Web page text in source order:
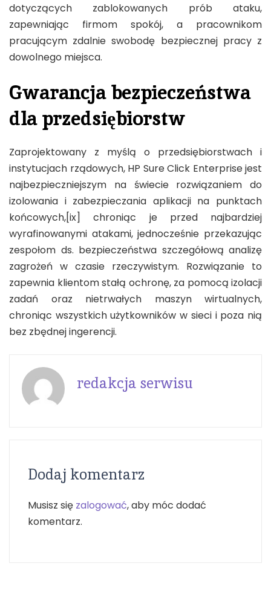
dotyczących zablokowanych prób ataku,
zapewniając firmom spokój, a pracownikom
pracującym zdalnie swobodę bezpiecznej pracy z
dowolnego miejsca.
Gwarancja bezpieczeństwa
dla przedsiębiorstw
Zaprojektowany z myślą o przedsiębiorstwach i
instytucjach rządowych, HP Sure Click Enterprise jest
najbezpieczniejszym na świecie rozwiązaniem do
izolowania i zabezpieczania aplikacji na punktach
końcowych,[ix] chroniąc je przed najbardziej
wyrafinowanymi atakami, jednocześnie przekazując
zespołom ds. bezpieczeństwa szczegółową analizę
zagrożeń w czasie rzeczywistym. Rozwiązanie to
zapewnia klientom stałą ochronę, za pomocą izolacji
zadań oraz nietrwałych maszyn wirtualnych,
chroniąc wszystkich użytkowników w sieci i poza nią
bez zbędnej ingerencji.
redakcja serwisu
Dodaj komentarz
Musisz się zalogować, aby móc dodać
komentarz.